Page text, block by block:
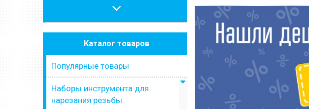
Каталог товаров
Популярные товары
Наборы инструмента для
нарезания резьбы